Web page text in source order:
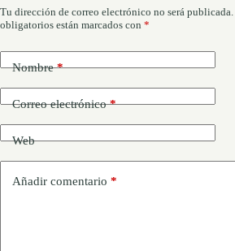
Tu dirección de correo electrónico no será publicada.
obligatorios están marcados con *
Nombre*
Correo electrónico*
Web
Añadir comentario *